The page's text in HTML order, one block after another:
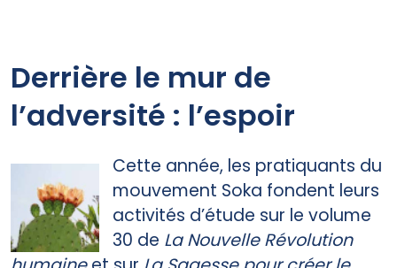
Derrière le mur de
l’adversité : l’espoir
Cette année, les pratiquants du
mouvement Soka fondent leurs
activités d’étude sur le volume
30 de La Nouvelle Révolution